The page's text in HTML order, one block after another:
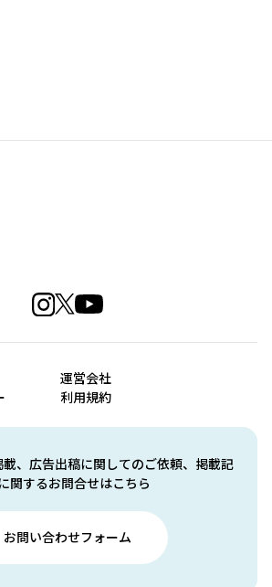
、広告出稿に関してのご依頼、掲載記
関するお問合せはこちら
お問い合わせフォーム
運営会社
利用規約